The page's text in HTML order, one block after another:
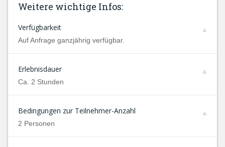
Weitere wichtige Infos:
Verfügbarkeit
Auf Anfrage ganzjährig verfügbar.
Erlebnisdauer
Ca. 2 Stunden
Bedingungen zur Teilnehmer-Anzahl
2 Personen